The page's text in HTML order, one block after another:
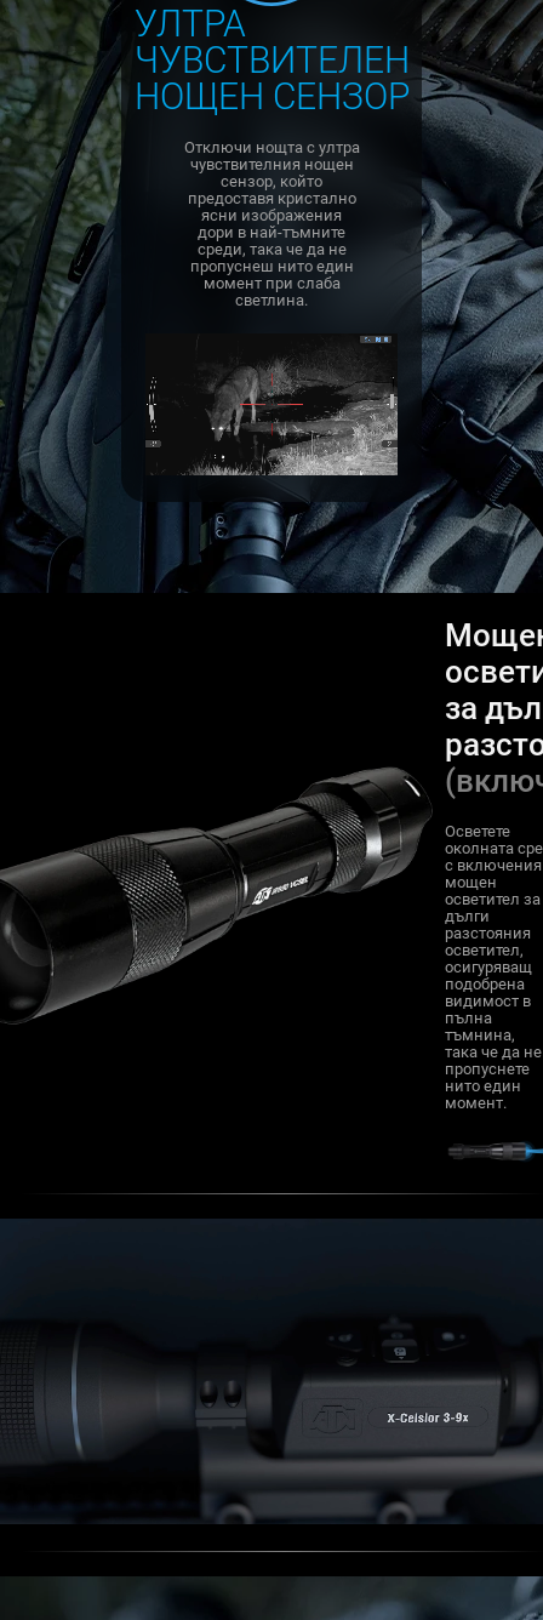
УЛТРА
ЧУВСТВИТЕЛЕН
НОЩЕН СЕНЗОР
Отключи нощта с ултра
чувствителния нощен
сензор, който
предоставя кристално
ясни изображения
дори в най-тъмните
среди, така че да не
пропуснеш нито един
момент при слаба
светлина.
за
Осветете
околната
с включения
мощен
осветител за
дълги
разстояния
осветител,
осигуряващ
подобрена
видимост в
пълна
тъмнина,
така че да не
пропуснете
нито един
момент.